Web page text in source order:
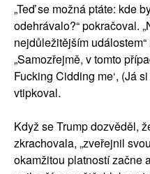
„Teď se možná ptáte: kde
odehrávalo?“ pokračoval.
nejdůležitějším
„Samozřejmě, v tomto
Fucking Cidding me‘, (Já
vtipkoval.
Když se Trump dozvěděl,
zkrachovala, „zveřejnil
okamžitou platností začne